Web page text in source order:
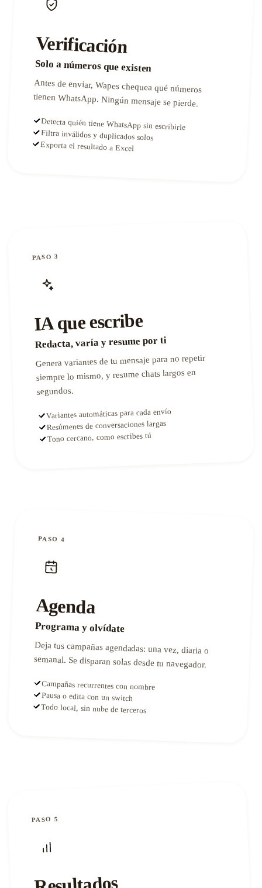
Verificación
Solo a números que existen
Antes de enviar, Wapes chequea qué números
tienen WhatsApp. Ningún mensaje se pierde.
Detecta quién tiene WhatsApp sin escribirle
Filtra inválidos y duplicados solos
Exporta el resultado a Excel
PASO 3
IA que escribe
Redacta, varía y resume por ti
Genera variantes de tu mensaje para no repetir
siempre lo mismo, y resume chats largos en
segundos.
Variantes automáticas para cada envío
Resúmenes de conversaciones largas
Tono cercano, como escribes tú
PASO 4
Agenda
Programa y olvídate
Deja tus campañas agendadas: una vez, diaria o
semanal. Se disparan solas desde tu navegador.
Campañas recurrentes con nombre
Pausa o edita con un switch
Todo local, sin nube de terceros
PASO 5